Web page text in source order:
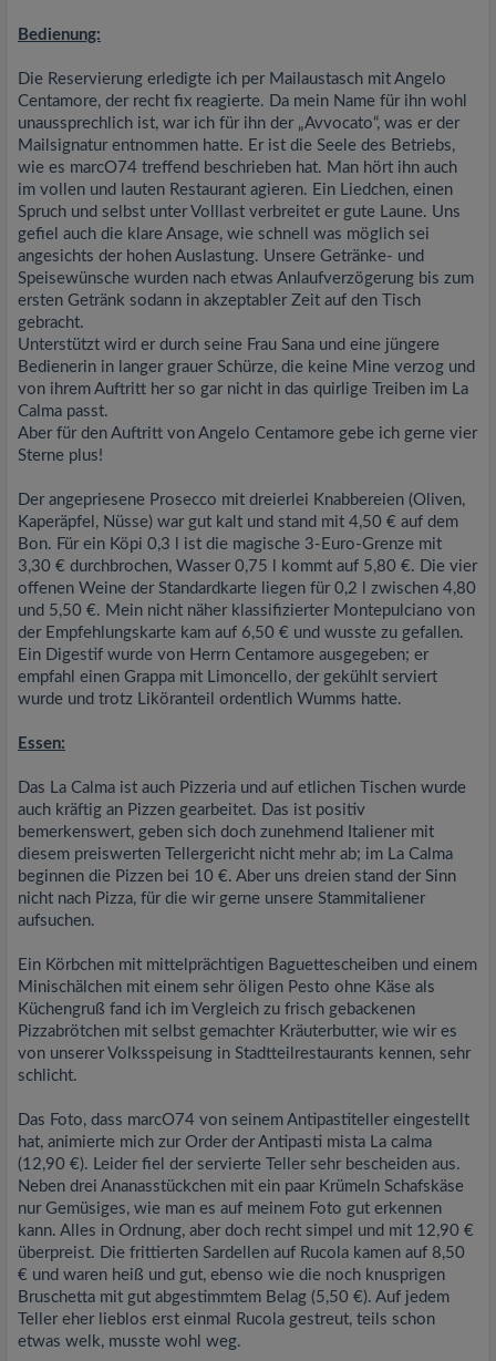
Bedienung:
Die Reservierung erledigte ich per Mailaustasch mit Angelo
Centamore, der recht fix reagierte. Da mein Name für ihn wohl
unaussprechlich ist, war ich für ihn der „Avvocato“, was er der
Mailsignatur entnommen hatte. Er ist die Seele des Betriebs,
wie es marcO74 treffend beschrieben hat. Man hört ihn auch
im vollen und lauten Restaurant agieren. Ein Liedchen, einen
Spruch und selbst unter Volllast verbreitet er gute Laune. Uns
gefiel auch die klare Ansage, wie schnell was möglich sei
angesichts der hohen Auslastung. Unsere Getränke- und
Speisewünsche wurden nach etwas Anlaufverzögerung bis zum
ersten Getränk sodann in akzeptabler Zeit auf den Tisch
gebracht.
Unterstützt wird er durch seine Frau Sana und eine jüngere
Bedienerin in langer grauer Schürze, die keine Mine verzog und
von ihrem Auftritt her so gar nicht in das quirlige Treiben im La
Calma passt.
Aber für den Auftritt von Angelo Centamore gebe ich gerne vier
Sterne plus!
Der angepriesene Prosecco mit dreierlei Knabbereien (Oliven,
Kaperäpfel, Nüsse) war gut kalt und stand mit 4,50 € auf dem
Bon. Für ein Köpi 0,3 l ist die magische 3-Euro-Grenze mit
3,30 € durchbrochen, Wasser 0,75 l kommt auf 5,80 €. Die vier
offenen Weine der Standardkarte liegen für 0,2 l zwischen 4,80
und 5,50 €. Mein nicht näher klassifizierter Montepulciano von
der Empfehlungskarte kam auf 6,50 € und wusste zu gefallen.
Ein Digestif wurde von Herrn Centamore ausgegeben; er
empfahl einen Grappa mit Limoncello, der gekühlt serviert
wurde und trotz Liköranteil ordentlich Wumms hatte.
Essen:
Das La Calma ist auch Pizzeria und auf etlichen Tischen wurde
auch kräftig an Pizzen gearbeitet. Das ist positiv
bemerkenswert, geben sich doch zunehmend Italiener mit
diesem preiswerten Tellergericht nicht mehr ab; im La Calma
beginnen die Pizzen bei 10 €. Aber uns dreien stand der Sinn
nicht nach Pizza, für die wir gerne unsere Stammitaliener
aufsuchen.
Ein Körbchen mit mittelprächtigen Baguettescheiben und einem
Minischälchen mit einem sehr öligen Pesto ohne Käse als
Küchengruß fand ich im Vergleich zu frisch gebackenen
Pizzabrötchen mit selbst gemachter Kräuterbutter, wie wir es
von unserer Volksspeisung in Stadtteilrestaurants kennen, sehr
schlicht.
Das Foto, dass marcO74 von seinem Antipastiteller eingestellt
hat, animierte mich zur Order der Antipasti mista La calma
(12,90 €). Leider fiel der servierte Teller sehr bescheiden aus.
Neben drei Ananasstückchen mit ein paar Krümeln Schafskäse
nur Gemüsiges, wie man es auf meinem Foto gut erkennen
kann. Alles in Ordnung, aber doch recht simpel und mit 12,90 €
überpreist. Die frittierten Sardellen auf Rucola kamen auf 8,50
€ und waren heiß und gut, ebenso wie die noch knusprigen
Bruschetta mit gut abgestimmtem Belag (5,50 €). Auf jedem
Teller eher lieblos erst einmal Rucola gestreut, teils schon
etwas welk, musste wohl weg.